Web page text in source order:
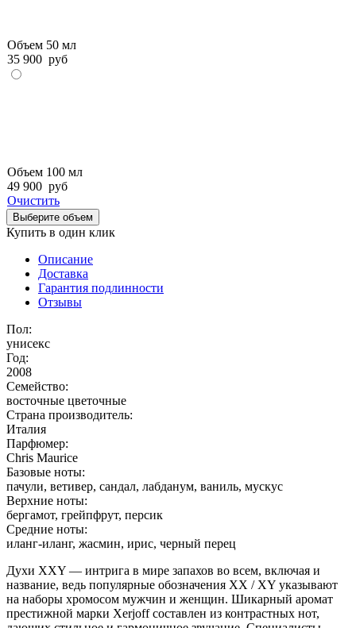
Объем 50 мл
35 900 руб
Объем 100 мл
49 900 руб
Очистить
Выберите объем
Купить в один клик
Описание
Доставка
Гарантия подлинности
Отзывы
Пол:
унисекс
Год:
2008
Семейство:
восточные цветочные
Страна производитель:
Италия
Парфюмер:
Chris Maurice
Базовые ноты:
пачули, ветивер, сандал, лабданум, ваниль, мускус
Верхние ноты:
бергамот, грейпфрут, персик
Средние ноты:
иланг-иланг, жасмин, ирис, черный перец
Духи XXY — интрига в мире запахов во всем, включая и
название, ведь популярные обозначения XX / XY указывают
на наборы хромосом мужчин и женщин. Шикарный аромат
престижной марки Xerjoff составлен из контрастных нот,